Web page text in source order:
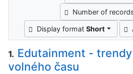
Number of
Display formatShort
1. Edutainment -
volného času